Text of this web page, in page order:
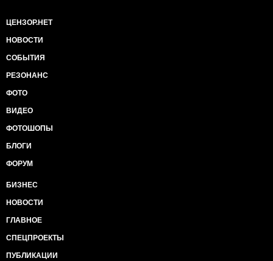
ЦЕНЗОР.НЕТ
НОВОСТИ
СОБЫТИЯ
РЕЗОНАНС
ФОТО
ВИДЕО
ФОТОШОПЫ
БЛОГИ
ФОРУМ
БИЗНЕС
НОВОСТИ
ГЛАВНОЕ
СПЕЦПРОЕКТЫ
ПУБЛИКАЦИИ